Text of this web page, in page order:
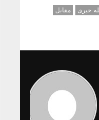
خبری
مقابل